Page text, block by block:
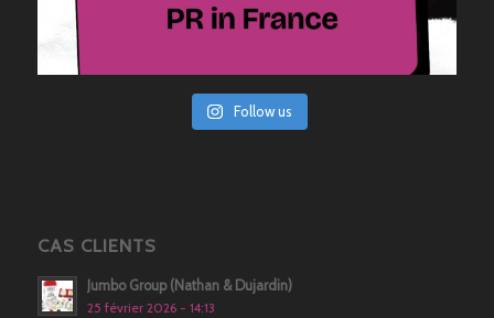
Follow us
CAS CLIENTS
Jumbo Group (Nathan & Dujardin)
25 février 2026 - 14:13